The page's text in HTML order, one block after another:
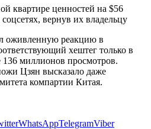
оживленную реакцию в
хештег только в
миллионов просмотров.
Цзян высказало даже
компартии Китая.
WhatsAppTelegramViber